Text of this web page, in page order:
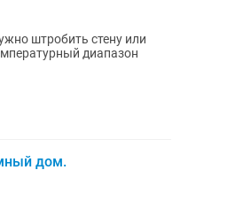
штробить стену или
диапазон
дом.